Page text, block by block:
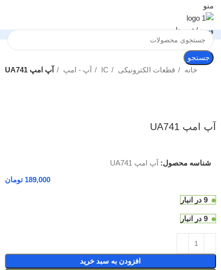
منو
ورود / ثبت نام
جستجو
خانه
قطعات الکترونیکی IC آپ - امپ آپ امپ UA741
آپ امپ UA741
شناسه محصول: آپ امپ UA741
تومان
9 در انبار
9 در انبار
افزودن به سبد خرید